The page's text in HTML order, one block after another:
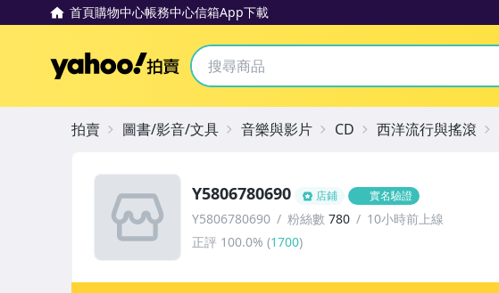
首頁購物中心帳務中心信箱App下載
Yahoo拍賣
Y5806780690 店鋪 實名驗證
Y5806780690 粉絲數 780
10小時前上線
正評 100.0% (1700)
拍賣 圖書/影音/文具 音樂與影片 CD 西洋流行與搖滾